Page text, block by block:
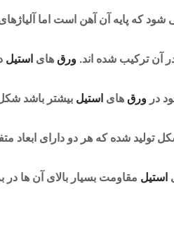
که پایه آن آهن است اما
آن ترکیب شده اند. ورق های استيل
ورق های استيل بیشتر باشد
شده که هر دو دارای ابعاد
استيل مقاومت بسیار بالای آن ها در